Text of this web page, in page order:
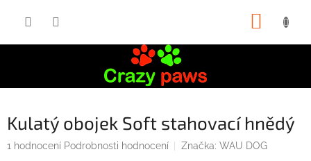
Kulatý obojek Soft stahovací hnědý
Průměrné
1 hodnocení Podrobnosti hodnocení Značka: WAU DOG